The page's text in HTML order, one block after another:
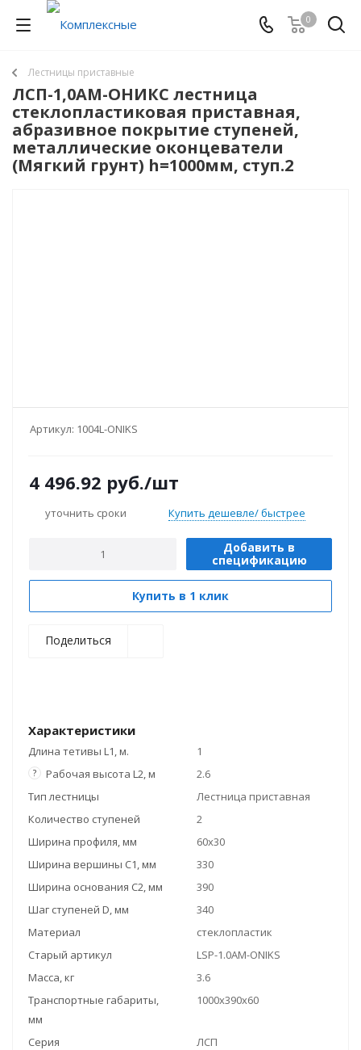
0
Лестницы приставные
ЛСП-1,0АМ-ОНИКС лестница
стеклопластиковая приставная,
абразивное покрытие ступеней,
металлические оконцеватели
(Мягкий грунт) h=1000мм, ступ.2
Артикул: 1004L-ONIKS
4 496.92 руб./шт
уточнить сроки Купить дешевле/ быстрее
Добавить в
спецификацию
Купить в 1 клик
Поделиться
Характеристики
Длина тетивы L1, м. 1
? Рабочая высота L2, м
2.6
Тип лестницы
Лестница приставная
Количество ступеней
2
Ширина профиля, мм
60х30
Ширина вершины С1, мм
330
Ширина основания C2, мм
390
Шаг ступеней D, мм
340
Материал
стеклопластик
Старый артикул
LSP-1.0AM-ONIKS
Масса, кг
3.6
Транспортные габариты,
мм
1000x390x60
Серия ЛСП